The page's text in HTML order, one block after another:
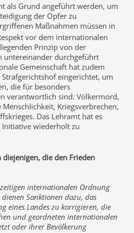
als Grund angeführt werden, um
der Opfer zu
Maßnahmen müssen in
vor dem internationalen
Prinzip von der
untereinander durchgeführt
Gemeinschaft hat zudem
eingerichtet, um
die für besonders
verantwortlich sind: Völkermord,
Menschlichkeit, Kriegsverbrechen,
Das Lehramt hat es
wiederholt zu
diejenigen, die den Frieden
internationalen Ordnung
dienen Sanktionen dazu, das
eines Landes zu korrigieren, die
und geordneten internationalen
oder ihrer Bevölkerung